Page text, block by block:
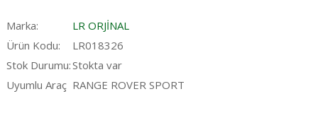
Marka:
LR ORJİNAL
Ürün Kodu:
LR018326
Stok Durumu:Stokta var
Uyumlu Araç RANGE ROVER SPORT